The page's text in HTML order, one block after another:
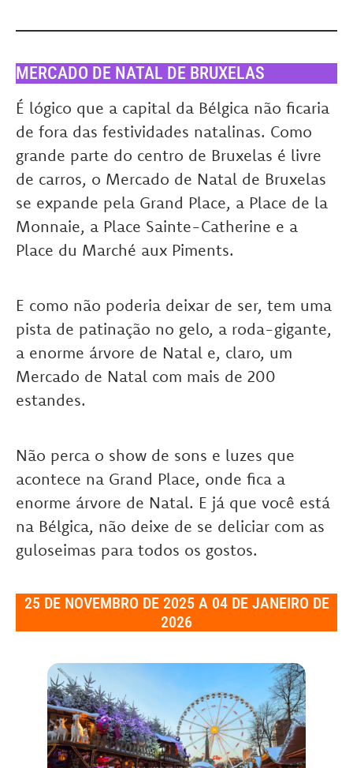
MERCADO DE NATAL DE BRUXELAS
É lógico que a capital da Bélgica não ficaria
de fora das festividades natalinas. Como
grande parte do centro de Bruxelas é livre
de carros, o Mercado de Natal de Bruxelas
se expande pela Grand Place, a Place de la
Monnaie, a Place Sainte-Catherine e a
Place du Marché aux Piments.
E como não poderia deixar de ser, tem uma
pista de patinação no gelo, a roda-gigante,
a enorme árvore de Natal e, claro, um
Mercado de Natal com mais de 200
estandes.
Não perca o show de sons e luzes que
acontece na Grand Place, onde fica a
enorme árvore de Natal. E já que você está
na Bélgica, não deixe de se deliciar com as
guloseimas para todos os gostos.
25 DE NOVEMBRO DE 2025 A 04 DE JANEIRO DE
2026